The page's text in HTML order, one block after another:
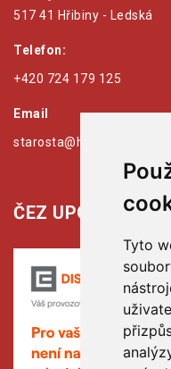
Tyto
517 41 Hřibiny - Ledská
Telefon:
+420 724 179 125
Email
starosta@hribiny-ledska.cz
ČEZ